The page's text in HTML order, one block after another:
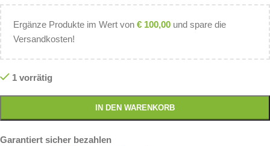
Ergänze Produkte im Wert von € 100,00 und spare die
Versandkosten!
1 vorrätig
IN DEN WARENKORB
Garantiert sicher bezahlen